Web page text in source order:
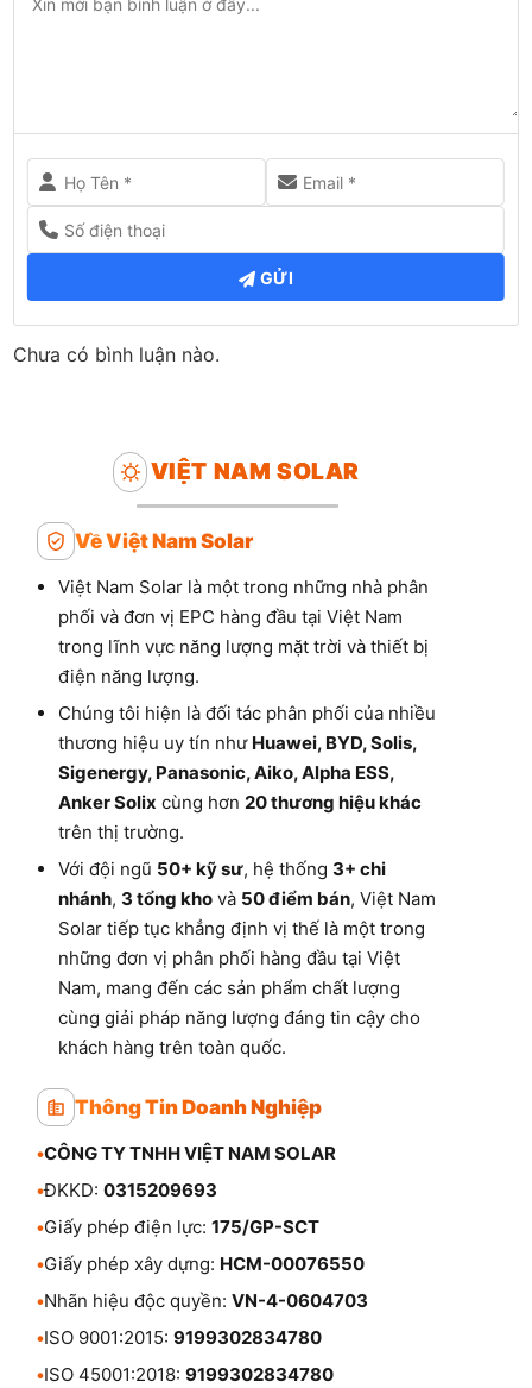
GỬI
Chưa có bình luận nào.
VIỆT NAM SOLAR
Về Việt Nam Solar
Việt Nam Solar là một trong những nhà phân
phối và đơn vị EPC hàng đầu tại Việt Nam
trong lĩnh vực năng lượng mặt trời và thiết bị
điện năng lượng.
Chúng tôi hiện là đối tác phân phối của nhiều
thương hiệu uy tín như Huawei, BYD, Solis,
Sigenergy, Panasonic, Aiko, Alpha ESS,
Anker Solix cùng hơn 20 thương hiệu khác
trên thị trường.
Với đội ngũ 50+ kỹ sư, hệ thống 3+ chi
nhánh, 3 tổng kho và 50 điểm bán, Việt Nam
Solar tiếp tục khẳng định vị thế là một trong
những đơn vị phân phối hàng đầu tại Việt
Nam, mang đến các sản phẩm chất lượng
cùng giải pháp năng lượng đáng tin cậy cho
khách hàng trên toàn quốc.
Thông Tin Doanh Nghiệp
•CÔNG TY TNHH VIỆT NAM SOLAR
•ĐKKD: 0315209693
•Giấy phép điện lực: 175/GP-SCT
•Giấy phép xây dựng: HCM-00076550
•Nhãn hiệu độc quyền: VN-4-0604703
•ISO 9001:2015: 9199302834780
•ISO 45001:2018: 9199302834780